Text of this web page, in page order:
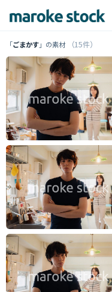
「ごまかす」の素材 （15件）